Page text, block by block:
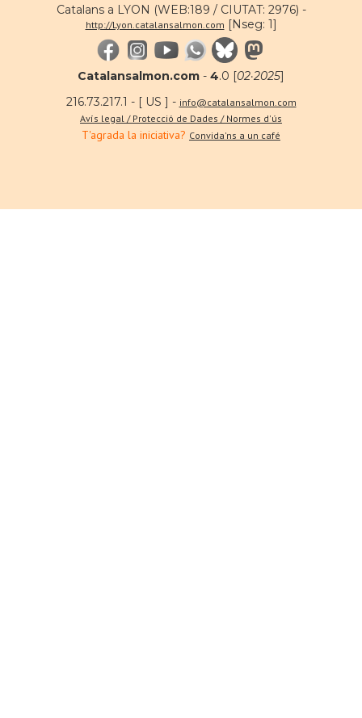
Catalans a LYON (WEB:189 / CIUTAT: 2976) -
http://Lyon.catalansalmon.com [Nseg: 1]
Catalansalmon.com - 4.0 [02·2025]
216.73.217.1 - [ US ] - info@catalansalmon.com
Avís legal / Protecció de Dades / Normes d'ús
T'agrada la iniciativa? Convida'ns a un café